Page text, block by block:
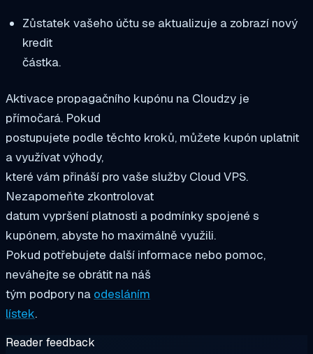
Zůstatek vašeho účtu se aktualizuje a zobrazí nový
kredit
částka.
Aktivace propagačního kupónu na Cloudzy je
přímočará. Pokud
postupujete podle těchto kroků, můžete kupón uplatnit
a využívat výhody,
které vám přináší pro vaše služby Cloud VPS.
Nezapomeňte zkontrolovat
datum vypršení platnosti a podmínky spojené s
kupónem, abyste ho maximálně využili.
Pokud potřebujete další informace nebo pomoc,
neváhejte se obrátit na náš
tým podpory na odesláním
lístek.
Reader feedback